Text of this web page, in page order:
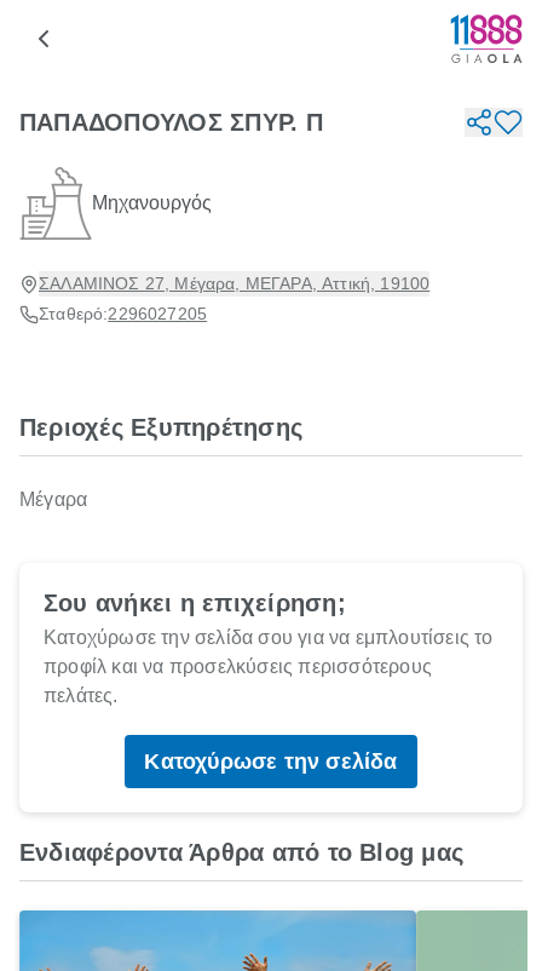
ΠΑΠΑΔΟΠΟΥΛΟΣ ΣΠΥΡ. Π
Μηχανουργός
ΣΑΛΑΜΙΝΟΣ 27, Μέγαρα, ΜΕΓΑΡΑ, Αττική, 19100
Σταθερό:2296027205
Περιοχές Εξυπηρέτησης
Μέγαρα
Σου ανήκει η επιχείρηση;
Κατοχύρωσε την σελίδα σου για να εμπλουτίσεις το
προφίλ και να προσελκύσεις περισσότερους
πελάτες.
Κατοχύρωσε την σελίδα
Ενδιαφέροντα Άρθρα από το Blog μας